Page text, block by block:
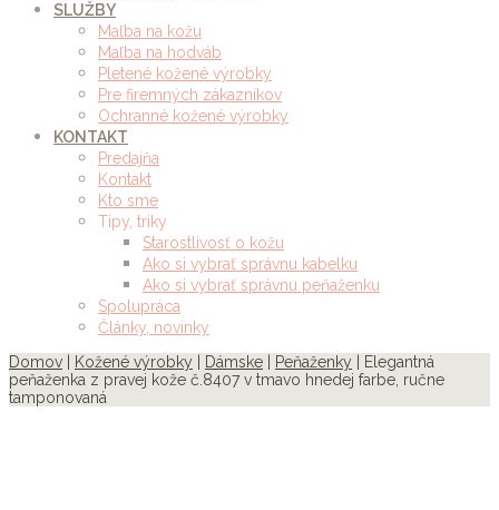
SLUŽBY
Maľba na kožu
Maľba na hodváb
Pletené kožené výrobky
Pre firemných zákazníkov
Ochranné kožené výrobky
KONTAKT
Predajňa
Kontakt
Kto sme
Tipy, triky
Starostlivosť o kožu
Ako si vybrať správnu kabelku
Ako si vybrať správnu peňaženku
Spolupráca
Články, novinky
Domov
Kožené výrobky Dámske Peňaženky | Elegantná
peňaženka z pravej kože č.8407 v tmavo hnedej farbe, ručne
tamponovaná